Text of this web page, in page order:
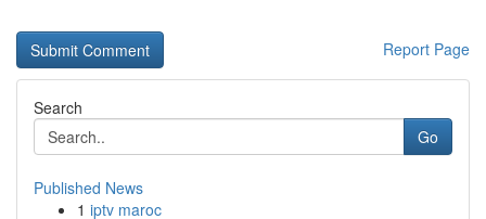
Report Page
Search
Go
Published News
1 iptv maroc